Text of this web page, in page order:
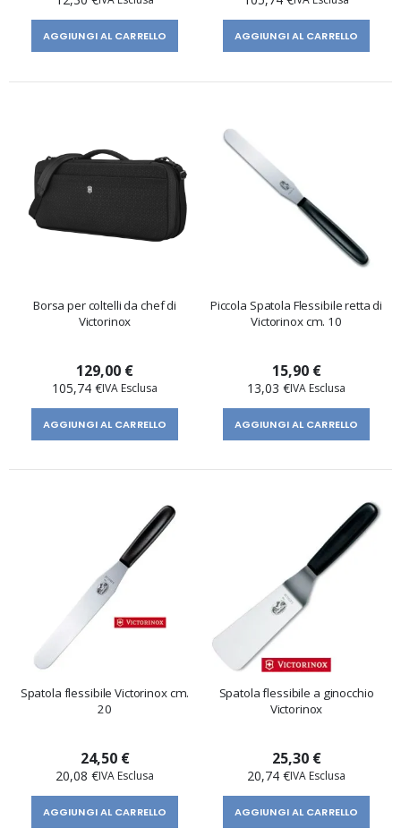
AGGIUNGI AL CARRELLO AGGIUNGI AL CARRELLO
Borsa per coltelli da chef di
Victorinox
129,00 €
105,74 €
AGGIUNGI AL CARRELLO
Piccola Spatola Flessibile retta di
Victorinox cm. 10
15,90 €
13,03 €
AGGIUNGI AL CARRELLO
Spatola flessibile Victorinox cm.
20
24,50 €
20,08 €
AGGIUNGI AL CARRELLO
Spatola flessibile a ginocchio
Victorinox
25,30 €
20,74 €
AGGIUNGI AL CARRELLO